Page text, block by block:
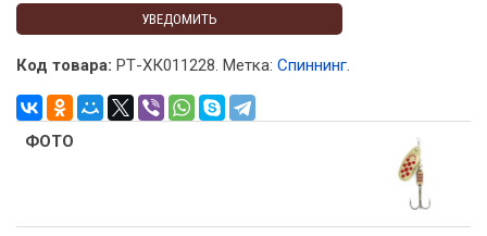
УВЕДОМИТЬ
Код товара: РТ-ХК011228. Метка: Спиннинг.